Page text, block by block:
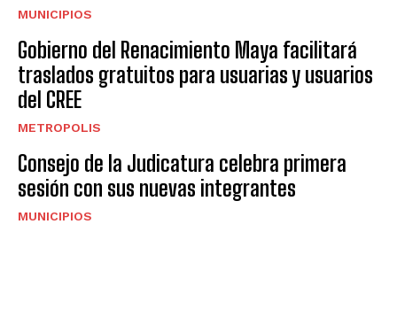
MUNICIPIOS
Gobierno del Renacimiento Maya facilitará
traslados gratuitos para usuarias y usuarios
del CREE
METROPOLIS
Consejo de la Judicatura celebra primera
sesión con sus nuevas integrantes
MUNICIPIOS